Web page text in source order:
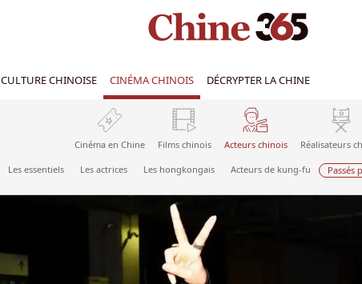
CULTURE CHINOISE CINÉMA CHINOIS DÉCRYPTER LA CHINE
Cinéma en Chine Films chinois Acteurs chinois Réalisateurs
Les essentiels Les actrices Les hongkongais Acteurs de kung-fu Passés